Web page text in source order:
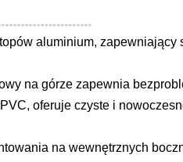
aluminium, zapewniający
na górze zapewnia
oferuje czyste i
na wewnętrznych